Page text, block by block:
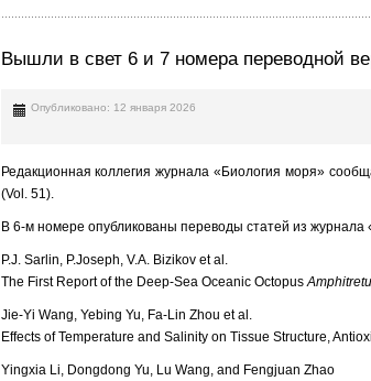
Вышли в свет 6 и 7 номера переводной
Опубликовано: 12 января 2026
Редакционная коллегия журнала «Биология моря»
(Vol. 51).
В 6-м номере опубликованы переводы статей из журнала
P.J. Sarlin, P.Joseph, V.A. Bizikov et al.
The First Report of the Deep-Sea Oceanic Octopus
Jie-Yi Wang, Yebing Yu, Fa-Lin Zhou et al.
Effects of Temperature and Salinity on Tissue Structure,
Yingxia Li, Dongdong Yu, Lu Wang, and Fengjuan Zhao